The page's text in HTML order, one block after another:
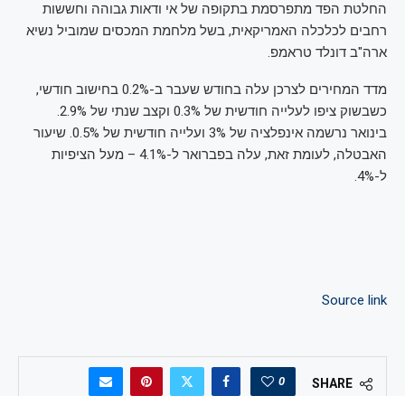
החלטת הפד מתפרסמת בתקופה של אי ודאות גבוהה וחששות
רחבים לכלכלה האמריקאית, בשל מלחמת המכסים שמוביל נשיא
ארה"ב דונלד טראמפ.
מדד המחירים לצרכן עלה בחודש שעבר ב-0.2% בחישוב חודשי,
כשבשוק ציפו לעלייה חודשית של 0.3% וקצב שנתי של 2.9%.
בינואר נרשמה אינפלציה של 3% ועלייה חודשית של 0.5%. שיעור
האבטלה, לעומת זאת, עלה בפברואר ל-4.1% – מעל הציפיות
ל-4%.
Source link
SHARE
0